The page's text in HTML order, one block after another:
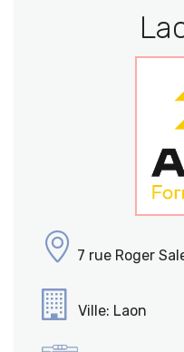
7 rue Roger
Ville: Laon